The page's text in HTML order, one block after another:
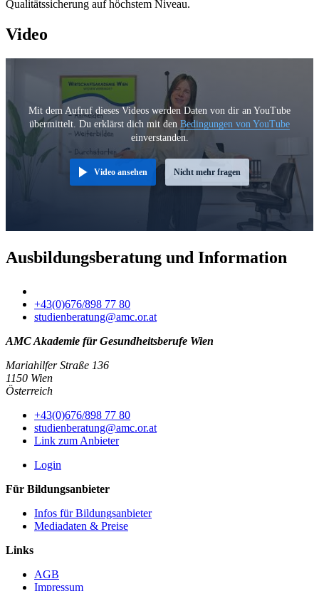
Qualitätssicherung auf höchstem Niveau.
Video
Mit dem Aufruf dieses Videos werden Daten von dir an YouTube
übermittelt. Du erklärst dich mit den Bedingungen von YouTube
einverstanden.
Video ansehen Nicht mehr fragen
Ausbildungsberatung und Information
+43(0)676/898 77 80
studienberatung@amc.or.at
AMC Akademie für Gesundheitsberufe Wien
Mariahilfer Straße 136
1150 Wien
Österreich
+43(0)676/898 77 80
studienberatung@amc.or.at
Link zum Anbieter
Login
Für Bildungsanbieter
Infos für Bildungsanbieter
Mediadaten & Preise
Links
AGB
Impressum